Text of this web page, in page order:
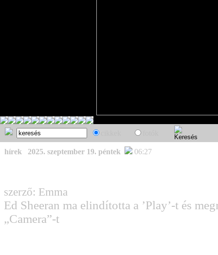
hírek 2025. szeptember 19. péntek 06:27
szerző: Emma
Ed Sheeran ma elindította a ’Play’-t és
„Camera”-t